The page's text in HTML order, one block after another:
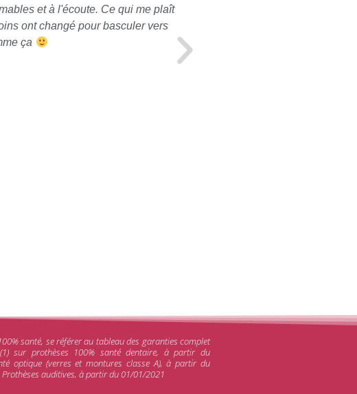
et à l'écoute. Ce qui me plaît
ont changé pour basculer vers
ça
santé, se référer au tableau des garanties complet
sur prothèses 100% santé dentaire, à partir du
optique (verres et montures classe A), à partir du
auditives, à partir du 01/01/2021